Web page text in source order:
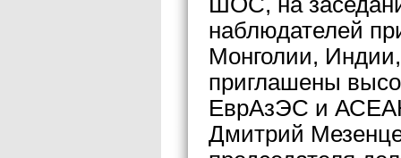
наблюдателей
Монголии,
приглашены
ЕврАзЭС и
Дмитрий